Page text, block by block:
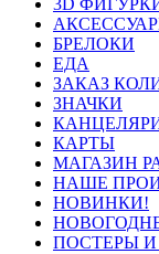
3D
БРЕЛОКИ
ЕДА
ЗАКАЗ
ЗНАЧКИ
КАРТЫ
МАГАЗИН
НАШЕ
НОВИНКИ!
ПОСТЕРЫ